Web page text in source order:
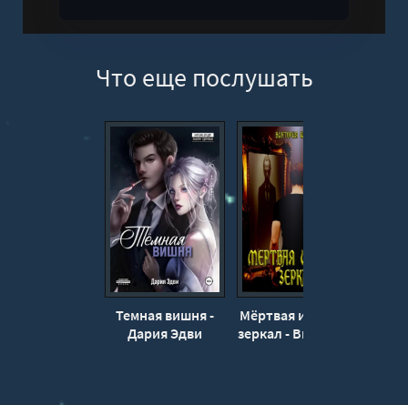
Что еще послушать
Темная вишня -
Дария Эдви
Мёртвая иллюзия
зеркал - Виктория